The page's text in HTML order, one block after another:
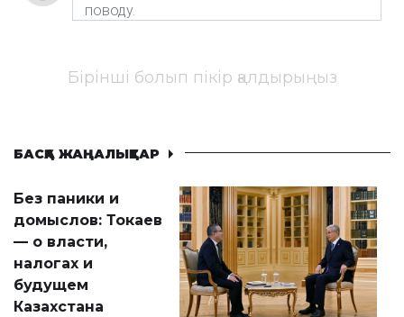
Бірінші болып пікір қалдырыңыз
БАСҚА ЖАҢАЛЫҚТАР
Без паники и
домыслов: Токаев
— о власти,
налогах и
будущем
Казахстана